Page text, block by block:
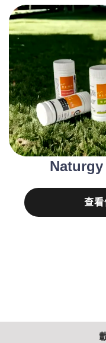
Naturgy
查